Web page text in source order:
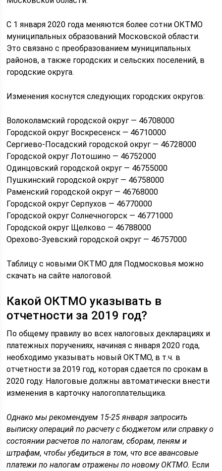
С 1 января 2020 года меняются более сотни ОКТМО
муниципальных образований Московской области.
Это связано с преобразованием муниципальных
районов, а также городских и сельских поселений, в
городские округа.
Изменения коснутся следующих городских округов:
Волоколамский городской округ — 46708000
Городской округ Воскресенск — 46710000
Сергиево-Посадский городской округ — 46728000
Городской округ Лотошино — 46752000
Одинцовский городской округ — 46755000
Пушкинский городской округ — 46758000
Раменский городской округ — 46768000
Городской округ Серпухов — 46770000
Городской округ Солнечногорск — 46771000
Городской округ Щелково — 46788000
Орехово-Зуевский городской округ — 46757000
Таблицу с новыми ОКТМО для Подмосковья можно
скачать на сайте налоговой.
Какой ОКТМО указывать в
отчетности за 2019 год?
По общему правилу во всех налоговых декларациях и
платежных поручениях, начиная с января 2020 года,
необходимо указывать новый ОКТМО, в т.ч. в
отчетности за 2019 год, которая сдается по срокам в
2020 году. Налоговые должны автоматически внести
изменения в карточку налогоплательщика.
Однако мы рекомендуем 15-25 января запросить
выписку операций по расчету с бюджетом или справку о
состоянии расчетов по налогам, сборам, пеням и
штрафам, чтобы убедиться в том, что все авансовые
платежи по налогам отражены по новому ОКТМО. Если